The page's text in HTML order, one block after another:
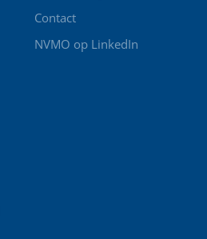
Contact
NVMO op LinkedIn